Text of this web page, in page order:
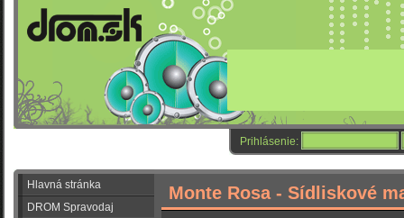
Prihlásenie:
Hlavná stránka
DROM Spravodaj
Monte Rosa - Sídliskové